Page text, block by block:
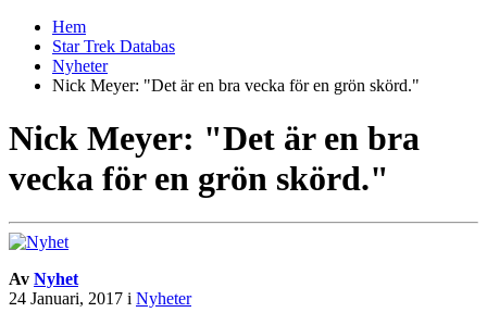
Hem
Star Trek Databas
Nyheter
Nick Meyer: "Det är en bra vecka för en grön skörd."
Nick Meyer: "Det är en bra
vecka för en grön skörd."
Av Nyhet
24 Januari, 2017 i Nyheter